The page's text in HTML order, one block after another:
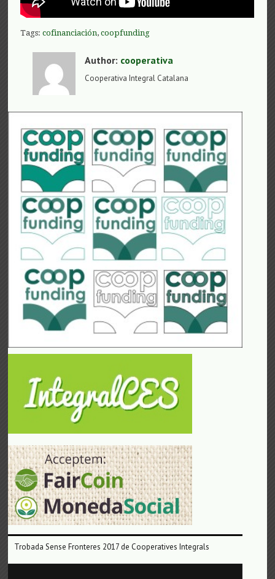
Tags:cofinanciación,coopfunding
Author: cooperativa
Cooperativa Integral Catalana
Trobada Sense Fronteres 2017 de Cooperatives Integrals